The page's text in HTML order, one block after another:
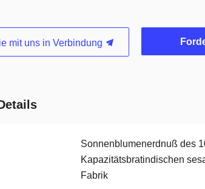
mit uns in Verbindung
Sonnenblumenerdnuß des
Kapazitätsbratindischen
Fabrik